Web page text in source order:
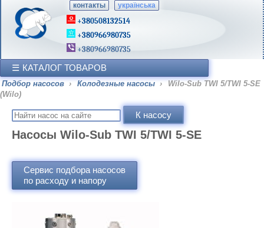
контакты українська
+380508132514
+380966980735
+380966980735
КАТАЛОГ ТОВАРОВ
Подбор насосов › Колодезные насосы ›
Wilo-Sub TWI 5/TWI 5-SE
(Wilo)
Насосы Wilo-Sub TWI 5/TWI 5-SE
Сервис подбора насосов
по расходу и напору